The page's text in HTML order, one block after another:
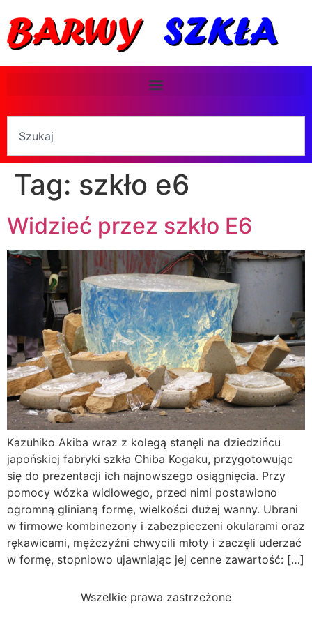
Tag: szkło e6
Widzieć przez szkło E6
Kazuhiko Akiba wraz z kolegą stanęli na dziedzińcu
japońskiej fabryki szkła Chiba Kogaku, przygotowując
się do prezentacji ich najnowszego osiągnięcia. Przy
pomocy wózka widłowego, przed nimi postawiono
ogromną glinianą formę, wielkości dużej wanny. Ubrani
w firmowe kombinezony i zabezpieczeni okularami oraz
rękawicami, mężczyźni chwycili młoty i zaczęli uderzać
w formę, stopniowo ujawniając jej cenne zawartość: […]
Wszelkie prawa zastrzeżone